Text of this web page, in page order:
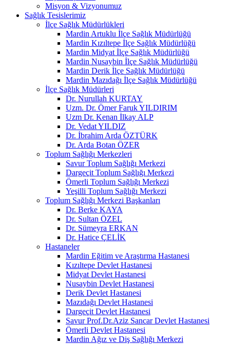
Misyon & Vizyonumuz
Sağlık Tesislerimiz
İlçe Sağlık Müdürlükleri
Mardin Artuklu İlçe Sağlık Müdürlüğü
Mardin Kızıltepe İlçe Sağlık Müdürlüğü
Mardin Midyat İlçe Sağlık Müdürlüğü
Mardin Nusaybin İlçe Sağlık Müdürlüğü
Mardin Derik İlçe Sağlık Müdürlüğü
Mardin Mazıdağı İlçe Sağlık Müdürlüğü
İlçe Sağlık Müdürleri
Dr. Nurullah KURTAY
Uzm. Dr. Ömer Faruk YILDIRIM
Uzm Dr. Kenan İlkay ALP
Dr. Vedat YILDIZ
Dr. İbrahim Arda ÖZTÜRK
Dr. Arda Botan ÖZER
Toplum Sağlığı Merkezleri
Savur Toplum Sağlığı Merkezi
Dargeçit Toplum Sağlığı Merkezi
Ömerli Toplum Sağlığı Merkezi
Yeşilli Toplum Sağlığı Merkezi
Toplum Sağlığı Merkezi Başkanları
Dr. Berke KAYA
Dr. Sultan ÖZEL
Dr. Sümeyra ERKAN
Dr. Hatice ÇELİK
Hastaneler
Mardin Eğitim ve Araştırma Hastanesi
Kızıltepe Devlet Hastanesi
Midyat Devlet Hastanesi
Nusaybin Devlet Hastanesi
Derik Devlet Hastanesi
Mazıdağı Devlet Hastanesi
Dargeçit Devlet Hastanesi
Savur Prof.Dr.Aziz Sancar Devlet Hastanesi
Ömerli Devlet Hastanesi
Mardin Ağız ve Diş Sağlığı Merkezi